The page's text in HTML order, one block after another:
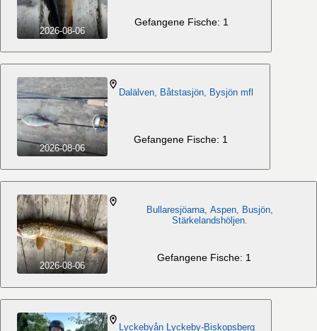
2026-08-06
Gefangene Fische: 1
2026-08-06
Dalälven, Båtstasjön, Bysjön mfl
Gefangene Fische: 1
2026-08-06
Bullaresjöarna, Aspen, Busjön,
Stärkelandshöljen.
Gefangene Fische: 1
Lyckebyån Lyckeby-Biskopsberg